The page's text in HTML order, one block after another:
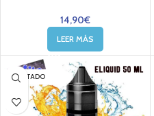
14,90€
LEER MÁS
AGOTADO